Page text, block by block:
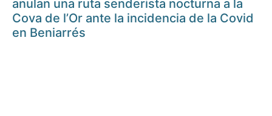
anulan una ruta senderista nocturna a la
Cova de l’Or ante la incidencia de la Covid
en Beniarrés